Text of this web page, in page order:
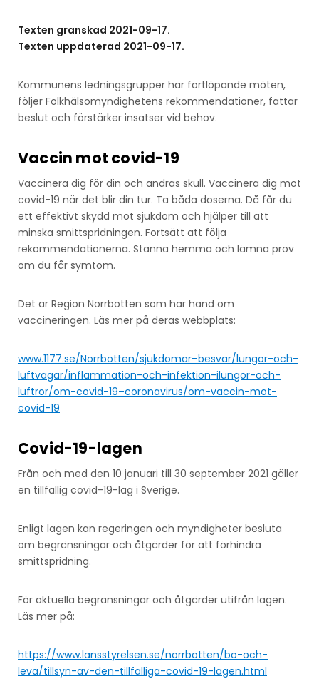
Texten granskad 2021-09-17.
Texten uppdaterad 2021-09-17.
Kommunens ledningsgrupper har fortlöpande möten,
följer Folkhälsomyndighetens rekommendationer, fattar
beslut och förstärker insatser vid behov.
Vaccin mot covid-19
Vaccinera dig för din och andras skull. Vaccinera dig mot
covid-19 när det blir din tur. Ta båda doserna. Då får du
ett effektivt skydd mot sjukdom och hjälper till att
minska smittspridningen. Fortsätt att följa
rekommendationerna. Stanna hemma och lämna prov
om du får symtom.
Det är Region Norrbotten som har hand om
vaccineringen. Läs mer på deras webbplats:
www.1177.se/Norrbotten/sjukdomar–besvar/lungor-och-
luftvagar/inflammation-och-infektion-ilungor-och-
luftror/om-covid-19–coronavirus/om-vaccin-mot-
covid-19
Covid-19-lagen
Från och med den 10 januari till 30 september 2021 gäller
en tillfällig covid-19-lag i Sverige.
Enligt lagen kan regeringen och myndigheter besluta
om begränsningar och åtgärder för att förhindra
smittspridning.
För aktuella begränsningar och åtgärder utifrån lagen.
Läs mer på:
https://www.lansstyrelsen.se/norrbotten/bo-och-
leva/tillsyn-av-den-tillfalliga-covid-19-lagen.html